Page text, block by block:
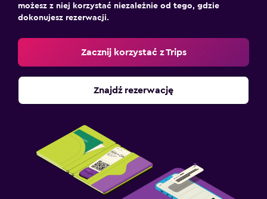
możesz z niej korzystać niezależnie od tego, gdzie
dokonujesz rezerwacji.
Zacznij korzystać z Trips
Znajdź rezerwację